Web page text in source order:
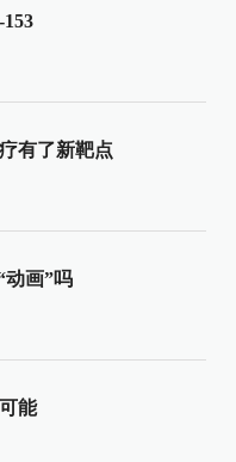
有了新靶点
动画”吗
能